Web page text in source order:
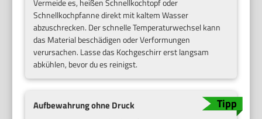
Vermeide es, heißen Schnellkochtopf oder
Schnellkochpfanne direkt mit kaltem Wasser
abzuschrecken. Der schnelle Temperaturwechsel kann
das Material beschädigen oder Verformungen
verursachen. Lasse das Kochgeschirr erst langsam
abkühlen, bevor du es reinigst.
Aufbewahrung ohne Druck